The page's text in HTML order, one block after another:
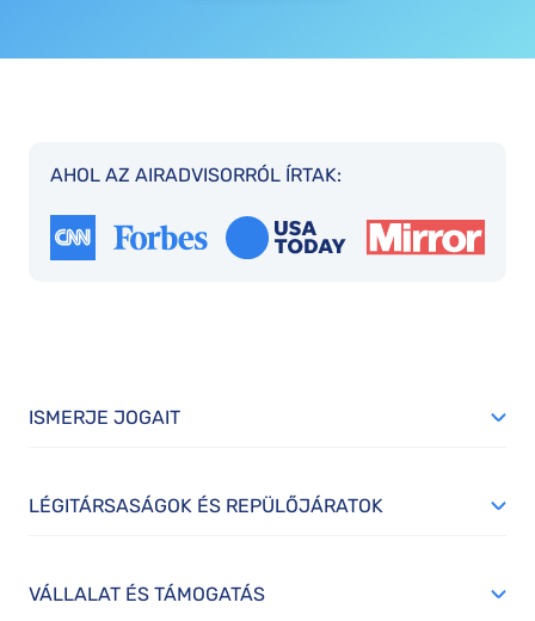
AHOL AZ AIRADVISORRÓL ÍRTAK:
ISMERJE JOGAIT
LÉGITÁRSASÁGOK ÉS REPÜLŐJÁRATOK
VÁLLALAT ÉS TÁMOGATÁS